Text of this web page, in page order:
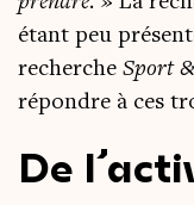
étant peu
recherche Sport
répondre à ces
De